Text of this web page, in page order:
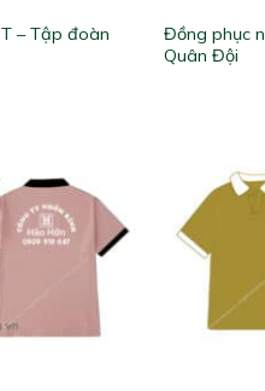
– Tập đoàn
Đồng phục
Quân Đội